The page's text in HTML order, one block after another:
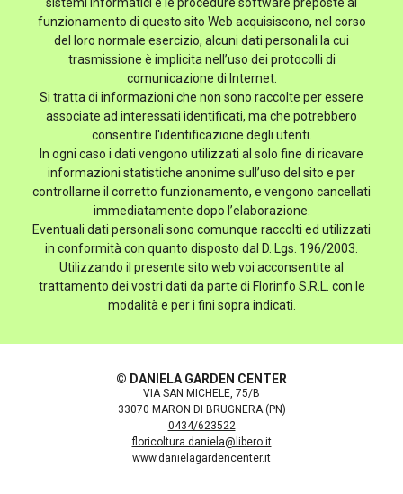
funzionamento di questo sito Web acquisiscono, nel corso
del loro normale esercizio, alcuni dati personali la cui
trasmissione è implicita nell’uso dei protocolli di
comunicazione di Internet.
Si tratta di informazioni che non sono raccolte per essere
associate ad interessati identificati, ma che potrebbero
consentire l'identificazione degli utenti.
In ogni caso i dati vengono utilizzati al solo fine di ricavare
informazioni statistiche anonime sull’uso del sito e per
controllarne il corretto funzionamento, e vengono cancellati
immediatamente dopo l’elaborazione.
Eventuali dati personali sono comunque raccolti ed utilizzati
in conformità con quanto disposto dal D. Lgs. 196/2003.
Utilizzando il presente sito web voi acconsentite al
trattamento dei vostri dati da parte di Florinfo S.R.L. con le
modalità e per i fini sopra indicati.
© DANIELA GARDEN CENTER
VIA SAN MICHELE, 75/B
33070 MARON DI BRUGNERA (PN)
0434/623522
floricoltura.daniela@libero.it
www.danielagardencenter.it